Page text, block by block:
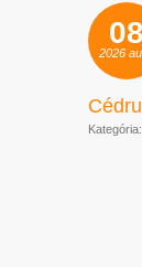
08
2026
Kategória: